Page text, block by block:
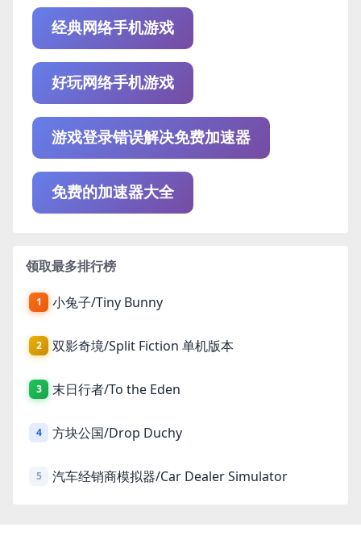
经典网络手机游戏
好玩网络手机游戏
游戏登录错误解决免费加速器
免费的加速器大全
领取最多排行榜
1 小兔子/Tiny Bunny
2 双影奇境/Split Fiction 单机版本
3 末日行者/To the Eden
4 方块公国/Drop Duchy
5 汽车经销商模拟器/Car Dealer Simulator